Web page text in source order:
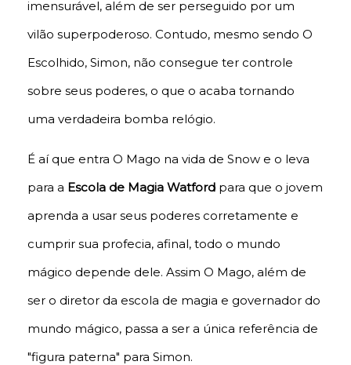
imensurável, além de ser perseguido por um
vilão superpoderoso. Contudo, mesmo sendo O
Escolhido, Simon, não consegue ter controle
sobre seus poderes, o que o acaba tornando
uma verdadeira bomba relógio.
É aí que entra O Mago na vida de Snow e o leva
para a Escola de Magia Watford para que o jovem
aprenda a usar seus poderes corretamente e
cumprir sua profecia, afinal, todo o mundo
mágico depende dele. Assim O Mago, além de
ser o diretor da escola de magia e governador do
mundo mágico, passa a ser a única referência de
"figura paterna" para Simon.